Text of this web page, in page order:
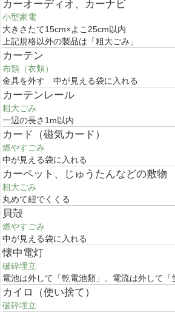
カーオーディオ、カーナビ
小型家電
大きさたて15cm×よこ25cm以内
上記規格以外の製品は「粗大ごみ」
カーテン
布類（衣類）
金具を外す 中が見える袋に入れる
カーテンレール
粗大ごみ
一辺の長さ1m以内
カード（磁気カード）
燃やすごみ
中が見える袋に入れる
カーペット、じゅうたんなどの敷物
粗大ごみ
丸めて紐でくくる
貝殻
燃やすごみ
中が見える袋に入れる
懐中電灯
破砕埋立
電池は外して「乾電池類」、電流は外して
カイロ（使い捨て）
破砕埋立